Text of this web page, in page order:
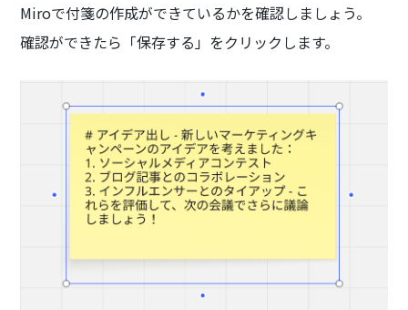
Miroで付箋の作成ができているかを確認しましょう。
確認ができたら「保存する」をクリックします。